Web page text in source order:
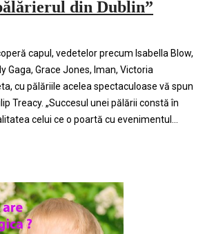
din Dublin”
capul, vedetelor precum Isabella Blow,
Gaga, Grace Jones, Iman, Victoria
cu pălăriile acelea spectaculoase vă spun
Treacy. „Succesul unei pălării constă în
celui ce o poartă cu evenimentul...